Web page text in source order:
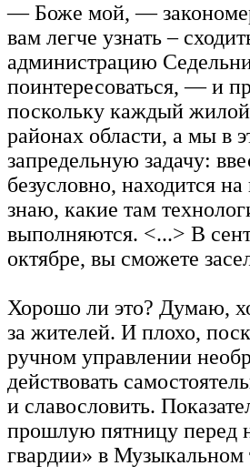
— Боже мой, —
вам легче узнать –
администрацию
поинтересоваться, — и
поскольку каждый
районах области, а мы в
запредельную задачу:
безусловно, находится
знаю, какие там
выполняются. <...> В
октябре, вы сможете
Хорошо ли это? Думаю,
за жителей. И плохо,
ручном управлении
действовать
и славословить.
прошлую пятницу перед
гвардии» в Музыкальном